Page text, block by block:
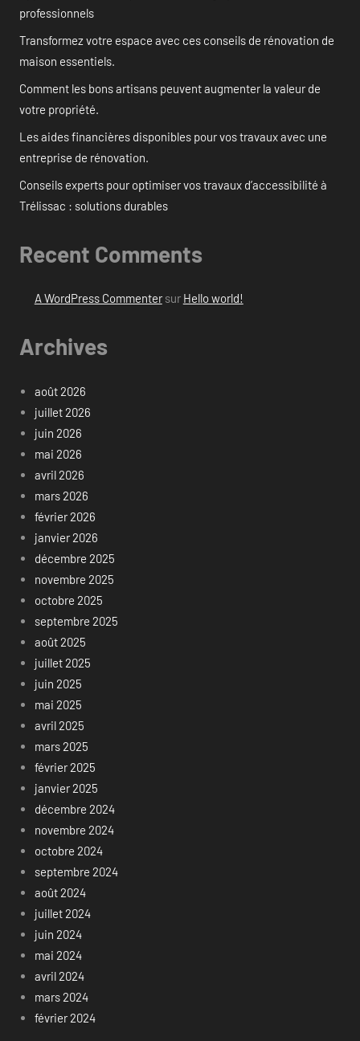
professionnels
Transformez votre espace avec ces conseils de rénovation de
maison essentiels.
Comment les bons artisans peuvent augmenter la valeur de
votre propriété.
Les aides financières disponibles pour vos travaux avec une
entreprise de rénovation.
Conseils experts pour optimiser vos travaux d’accessibilité à
Trélissac : solutions durables
Recent Comments
A WordPress Commentersur Hello world!
Archives
août 2026
juillet 2026
juin 2026
mai 2026
avril 2026
mars 2026
février 2026
janvier 2026
décembre 2025
novembre 2025
octobre 2025
septembre 2025
août 2025
juillet 2025
juin 2025
mai 2025
avril 2025
mars 2025
février 2025
janvier 2025
décembre 2024
novembre 2024
octobre 2024
septembre 2024
août 2024
juillet 2024
juin 2024
mai 2024
avril 2024
mars 2024
février 2024